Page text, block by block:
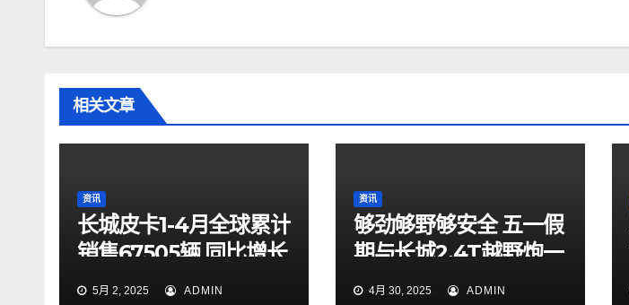
相关文章
资讯
长城皮卡1-4月全球累计
销售67505辆 同比增长
9.7% 蝉联中国皮卡销
5月 2, 2025 ADMIN
资讯
够劲够野够安全 五一假
期与长城2.4T越野炮一
起探索山海秘境
4月 30, 2025 ADMIN